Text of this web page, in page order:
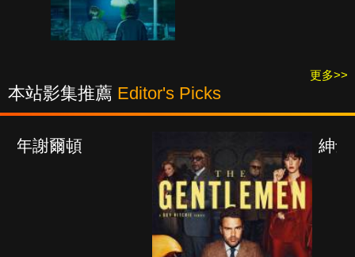
更多>>
本站影集推薦 Editor's Picks
紳士追殺令